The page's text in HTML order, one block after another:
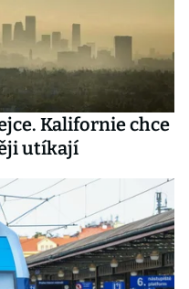
Kalifornie chce
utíkají